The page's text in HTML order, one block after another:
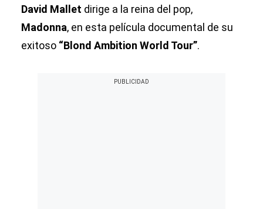
David Mallet dirige a la reina del pop,
Madonna, en esta película documental de su
exitoso “Blond Ambition World Tour”.